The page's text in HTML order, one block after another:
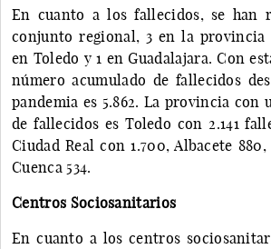
En cuanto a los fallecidos, se han
conjunto regional, 3 en la provincia
en Toledo y 1 en Guadalajara. Con
número acumulado de fallecidos
pandemia es 5.862. La provincia con
de fallecidos es Toledo con 2.141
Ciudad Real con 1.700, Albacete
Cuenca 534.
Centros Sociosanitarios
En cuanto a los centros